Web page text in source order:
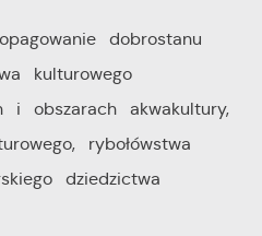
dobrostanu
kulturowego
i obszarach akwakultury,
rybołówstwa
dziedzictwa